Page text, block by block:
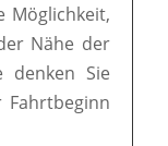
Möglichkeit,
Nähe der
denken Sie
Fahrtbeginn